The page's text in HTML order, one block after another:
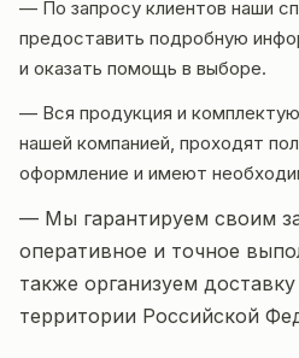
— По запросу клиентов наши
предоставить подробную
и оказать помощь в выборе.
— Вся продукция и
нашей компанией, проходят
оформление и имеют
— Мы гарантируем своим
оперативное и точное
также организуем
территории Российской